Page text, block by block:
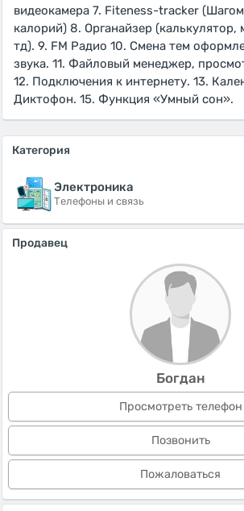
видеокамера 7. Fiteness-tracker
калорий) 8. Органайзер (калькулятор,
тд). 9. FM Радио 10. Смена тем
звука. 11. Файловый менеджер,
12. Подключения к интернету. 13.
Диктофон. 15. Функция «Умный сон».
Категория
Электроника
Телефоны и связь
Продавец
Богдан
Просмотреть телефон
Позвонить
Пожаловаться